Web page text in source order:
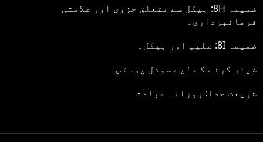
ضمیمہ 8H: ہیکل سے متعلق جزوی اور علامتی
فرمانبرداری۔
ضمیمہ 8I: صلیب اور ہیکل۔
شیئر کرنے کے لیے سوشل پوسٹس
شریعت خدا: روزانہ عبادت